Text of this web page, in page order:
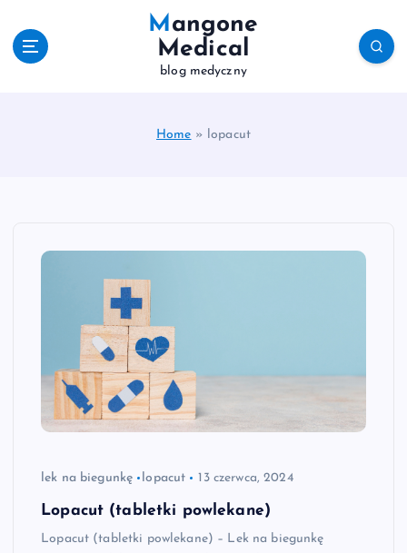
Mangone
Medical
blog medyczny
Home » lopacut
lek na biegunkę lopacut 13 czerwca, 2024
Lopacut (tabletki powlekane)
Lopacut (tabletki powlekane) – Lek na biegunkę